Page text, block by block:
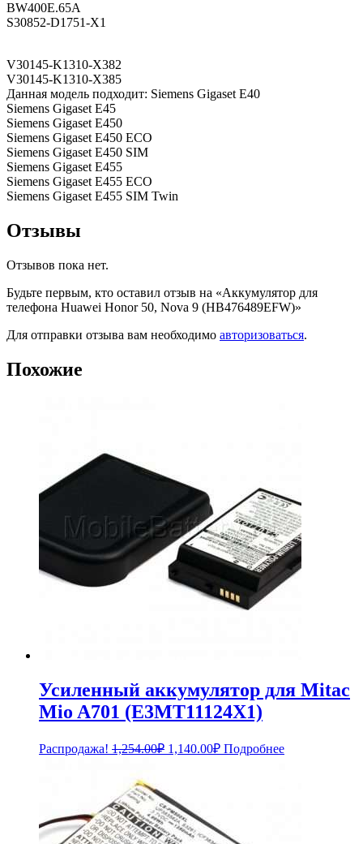
BW400E.65A
S30852-D1751-X1
V30145-K1310-X382
V30145-K1310-X385
Данная модель подходит: Siemens Gigaset E40
Siemens Gigaset E45
Siemens Gigaset E450
Siemens Gigaset E450 ECO
Siemens Gigaset E450 SIM
Siemens Gigaset E455
Siemens Gigaset E455 ECO
Siemens Gigaset E455 SIM Twin
Отзывы
Отзывов пока нет.
Будьте первым, кто оставил отзыв на «Аккумулятор для
телефона Huawei Honor 50, Nova 9 (HB476489EFW)»
Для отправки отзыва вам необходимо авторизоваться.
Похожие
Усиленный аккумулятор для Mitac
Mio A701 (E3MT11124X1)
Распродажа! 1,254.00₽ Первоначальная
1,140.00₽Текущая
цена:
Подробнее